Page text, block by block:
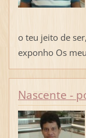
o teu jeito de
exponho Os
Nascente -